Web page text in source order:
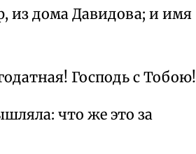
из дома Давидова; и имя
Господь с Тобою!
что же это за